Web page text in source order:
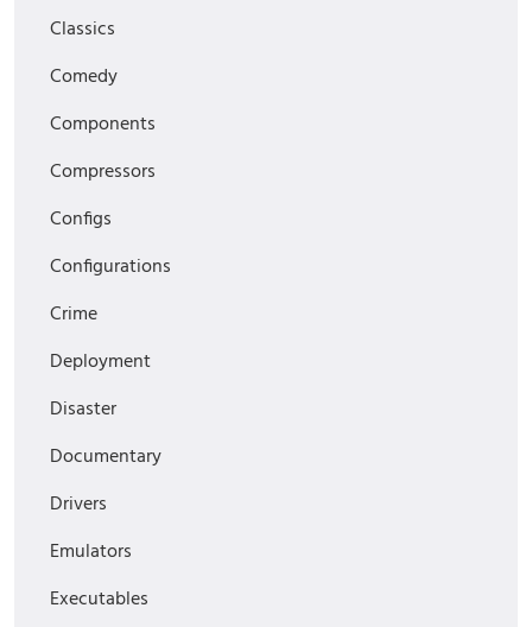
Classics
Comedy
Components
Compressors
Configs
Configurations
Crime
Deployment
Disaster
Documentary
Drivers
Emulators
Executables